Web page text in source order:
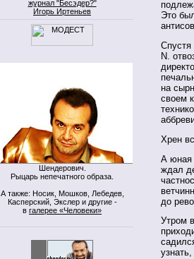
журнал "Бесэдер?"
Игорь Иртеньев
Шендерович.
Рыцарь непечатного образа.
А также: Носик, Мошков, Лебедев,
Касперский, Экслер и другие -
в галерее «Человеки»
Это
N.
на
своем
Хрен
А юная
ждал
до
Утром